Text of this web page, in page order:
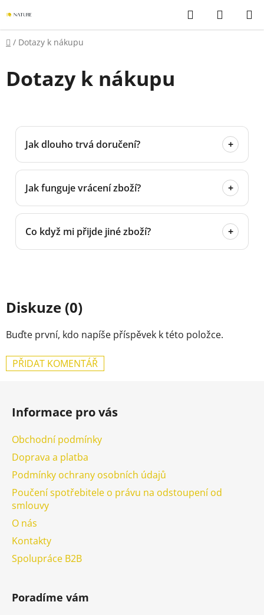
na
obsah
Hledat
KOŠÍK
Domů
/ Dotazy k nákupu
Dotazy k nákupu
Jak dlouho trvá doručení? +
Jak funguje vrácení zboží? +
Co když mi přijde jiné zboží? +
Diskuze (0)
Buďte první, kdo napíše příspěvek k této položce.
PŘIDAT KOMENTÁŘ
Informace pro vás
Obchodní podmínky
Doprava a platba
Podmínky ochrany osobních údajů
Poučení spotřebitele o právu na odstoupení od
smlouvy
O nás
Kontakty
Spolupráce B2B
Poradíme vám